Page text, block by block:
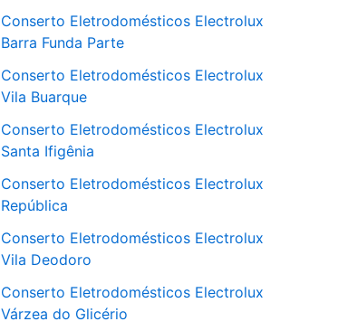
Conserto Eletrodomésticos Electrolux
Barra Funda Parte
Conserto Eletrodomésticos Electrolux
Vila Buarque
Conserto Eletrodomésticos Electrolux
Santa Ifigênia
Conserto Eletrodomésticos Electrolux
República
Conserto Eletrodomésticos Electrolux
Vila Deodoro
Conserto Eletrodomésticos Electrolux
Várzea do Glicério